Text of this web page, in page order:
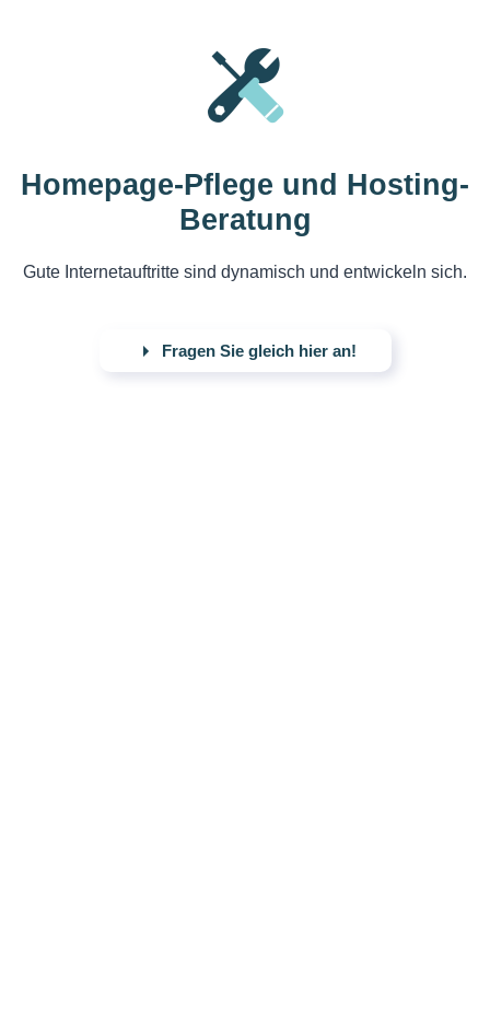
Homepage-Pflege und Hosting-
Beratung
Gute Internetauftritte sind dynamisch und entwickeln sich.
Fragen Sie gleich hier an!